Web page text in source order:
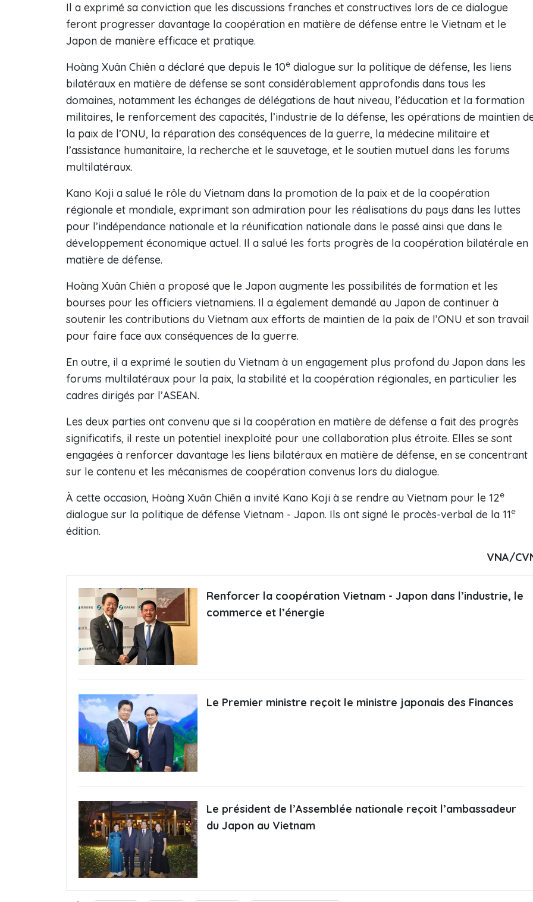
Il a exprimé sa conviction que les discussions franches et constructives lors de ce dialogue
feront progresser davantage la coopération en matière de défense entre le Vietnam et le
Japon de manière efficace et pratique.
Hoàng Xuân Chiên a déclaré que depuis le 10e dialogue sur la politique de défense, les liens
bilatéraux en matière de défense se sont considérablement approfondis dans tous les
domaines, notamment les échanges de délégations de haut niveau, l’éducation et la formation
militaires, le renforcement des capacités, l’industrie de la défense, les opérations de maintien
la paix de l’ONU, la réparation des conséquences de la guerre, la médecine militaire et
l’assistance humanitaire, la recherche et le sauvetage, et le soutien mutuel dans les forums
multilatéraux.
Kano Koji a salué le rôle du Vietnam dans la promotion de la paix et de la coopération
régionale et mondiale, exprimant son admiration pour les réalisations du pays dans les luttes
pour l’indépendance nationale et la réunification nationale dans le passé ainsi que dans le
développement économique actuel. Il a salué les forts progrès de la coopération bilatérale en
matière de défense.
Hoàng Xuân Chiên a proposé que le Japon augmente les possibilités de formation et les
bourses pour les officiers vietnamiens. Il a également demandé au Japon de continuer à
soutenir les contributions du Vietnam aux efforts de maintien de la paix de l’ONU et son travail
pour faire face aux conséquences de la guerre.
En outre, il a exprimé le soutien du Vietnam à un engagement plus profond du Japon dans les
forums multilatéraux pour la paix, la stabilité et la coopération régionales, en particulier les
cadres dirigés par l’ASEAN.
Les deux parties ont convenu que si la coopération en matière de défense a fait des progrès
significatifs, il reste un potentiel inexploité pour une collaboration plus étroite. Elles se sont
engagées à renforcer davantage les liens bilatéraux en matière de défense, en se concentrant
sur le contenu et les mécanismes de coopération convenus lors du dialogue.
À cette occasion, Hoàng Xuân Chiên a invité Kano Koji à se rendre au Vietnam pour le 12e
dialogue sur la politique de défense Vietnam - Japon. Ils ont signé le procès-verbal de la 11e
édition.
VNA/
Renforcer la coopération Vietnam - Japon dans l’industrie, le
commerce et l’énergie
Le Premier ministre reçoit le ministre japonais des Finances
Le président de l’Assemblée nationale reçoit l’ambassadeur
du Japon au Vietnam